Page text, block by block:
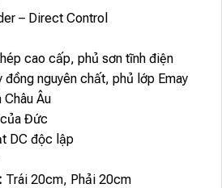
– Direct Control
cao cấp, phủ sơn tĩnh điện
đồng nguyên chất, phủ lớp Emay
Âu
Đức
DC độc lập
Trái 20cm, Phải 20cm